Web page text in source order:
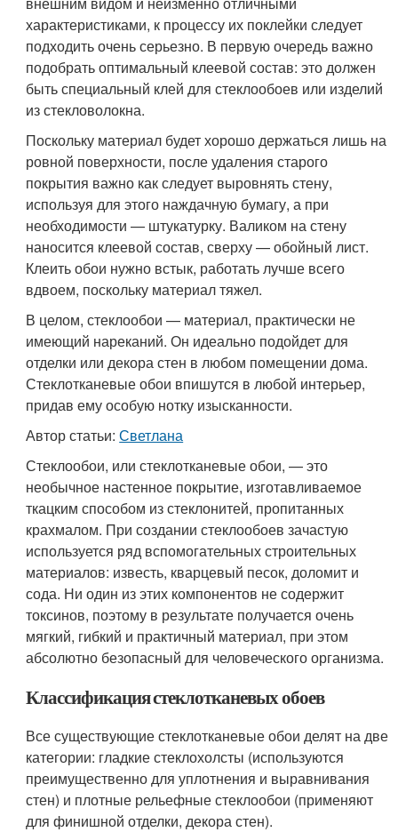
характеристиками, к процессу их поклейки следует
подходить очень серьезно. В первую очередь важно
подобрать оптимальный клеевой состав: это должен
быть специальный клей для стеклообоев или изделий
из стекловолокна.
Поскольку материал будет хорошо держаться лишь на
ровной поверхности, после удаления старого
покрытия важно как следует выровнять стену,
используя для этого наждачную бумагу, а при
необходимости — штукатурку. Валиком на стену
наносится клеевой состав, сверху — обойный лист.
Клеить обои нужно встык, работать лучше всего
вдвоем, поскольку материал тяжел.
В целом, стеклообои — материал, практически не
имеющий нареканий. Он идеально подойдет для
отделки или декора стен в любом помещении дома.
Стеклотканевые обои впишутся в любой интерьер,
придав ему особую нотку изысканности.
Автор статьи:Светлана
Стеклообои, или стеклотканевые обои, — это
необычное настенное покрытие, изготавливаемое
ткацким способом из стеклонитей, пропитанных
крахмалом. При создании стеклообоев зачастую
используется ряд вспомогательных строительных
материалов: известь, кварцевый песок, доломит и
сода. Ни один из этих компонентов не содержит
токсинов, поэтому в результате получается очень
мягкий, гибкий и практичный материал, при этом
абсолютно безопасный для человеческого организма.
Классификация стеклотканевых обоев
Все существующие стеклотканевые обои делят на две
категории: гладкие стеклохолсты (используются
преимущественно для уплотнения и выравнивания
стен) и плотные рельефные стеклообои (применяют
для финишной отделки, декора стен).